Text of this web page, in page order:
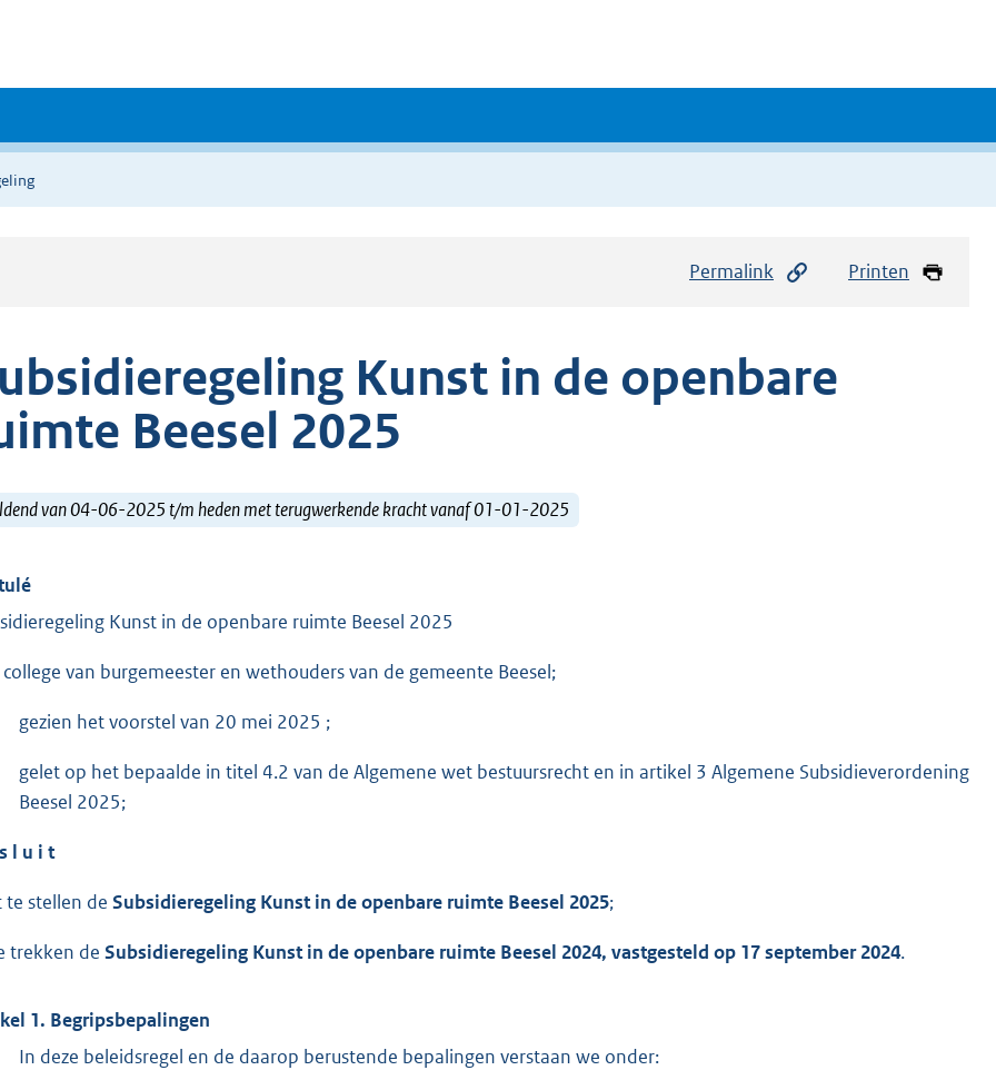
Permalink Printen
Kunst in de openbare
Beesel 2025
van 04-06-2025 t/m heden met terugwerkende kracht vanaf 01-01-2025
Kunst in de openbare ruimte Beesel 2025
van burgemeester en wethouders van de gemeente Beesel;
gezien het voorstel van 20 mei 2025 ;
gelet op het bepaalde in titel 4.2 van de Algemene wet bestuursrecht en in artikel 3 Algemene Subsidieverordening
Beesel 2025;
l u i t
te stellen de Subsidieregeling Kunst in de openbare ruimte Beesel 2025;
trekken de Subsidieregeling Kunst in de openbare ruimte Beesel 2024, vastgesteld op 17 september 2024.
1. Begripsbepalingen
In deze beleidsregel en de daarop berustende bepalingen verstaan we onder: